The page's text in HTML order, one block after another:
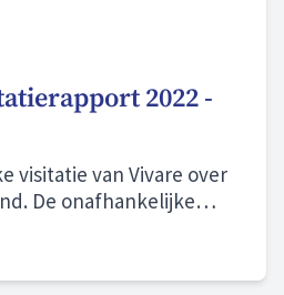
2022 -
visitatie van Vivare over
De onafhankelijke
zichtbare
gemeenten en wijken